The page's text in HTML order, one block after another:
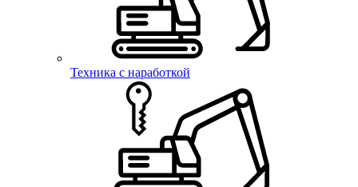
Техника с наработкой